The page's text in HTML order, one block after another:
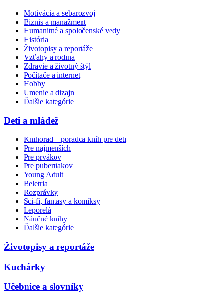
Motivácia a sebarozvoj
Biznis a manažment
Humanitné a spoločenské vedy
História
Životopisy a reportáže
Vzťahy a rodina
Zdravie a životný štýl
Počítače a internet
Hobby
Umenie a dizajn
Ďalšie kategórie
Deti a mládež
Knihorad – poradca kníh pre deti
Pre najmenších
Pre prvákov
Pre pubertiakov
Young Adult
Beletria
Rozprávky
Sci-fi, fantasy a komiksy
Leporelá
Náučné knihy
Ďalšie kategórie
Životopisy a reportáže
Kuchárky
Učebnice a slovníky